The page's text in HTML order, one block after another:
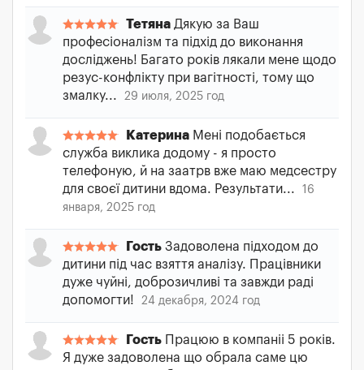
Тетяна Дякую за Ваш
професіоналізм та підхід до виконання
досліджень! Багато років лякали мене щодо
резус-конфлікту при вагітності, тому що
змалку...
29 июля, 2025 год
Катерина Мені подобається
служба виклика додому - я просто
телефоную, й на заатрв вже маю медсестру
для своєї дитини вдома. Результати...
16
января, 2025 год
Гость Задоволена підходом до
дитини під час взяття аналізу. Працівники
дуже чуйні, доброзичливі та завжди раді
допомогти!
24 декабря, 2024 год
Гость Працюю в компаніі 5 років.
Я дуже задоволена що обрала саме цю